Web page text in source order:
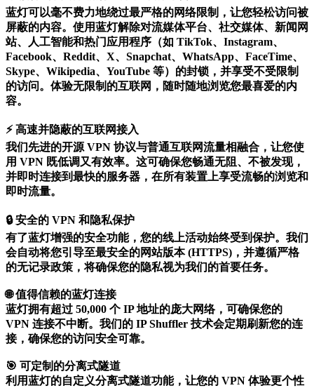
蓝灯可以毫不费力地绕过最严格的网络限制，让您轻松访问被
屏蔽的内容。使用蓝灯解除对流媒体平台、社交媒体、新闻网
站、人工智能和热门应用程序（如 TikTok、Instagram、
Facebook、Reddit、X、Snapchat、WhatsApp、FaceTime、
Skype、Wikipedia、YouTube 等）的封锁，并享受不受限制
的访问。体验无限制的互联网，随时随地浏览您最喜爱的内
容。
⚡ 高速并隐蔽的互联网接入
我们先进的开源 VPN 协议与普通互联网流量相融合，让您使
用 VPN 既低调又有效率。这可确保您畅通无阻、不被发现，
并即时连接到最快的服务器，在所有装置上享受流畅的浏览和
即时流量。
🔒 安全的 VPN 和隐私保护
有了蓝灯增强的安全功能，您的线上活动始终受到保护。我们
会自动将您引导至最安全的网站版本 (HTTPS)，并遵循严格
的无记录政策，将确保您的隐私视为我们的首要任务。
🌐 值得信赖的蓝灯连接
蓝灯拥有超过 50,000 个 IP 地址的庞大网络，可确保您的
VPN 连接不中断。我们的 IP Shuffler 技术会定期刷新您的连
接，确保您的访问安全可靠。
🎯 可定制的分离式隧道
利用蓝灯的自定义分离式隧道功能，让您的 VPN 体验更个性